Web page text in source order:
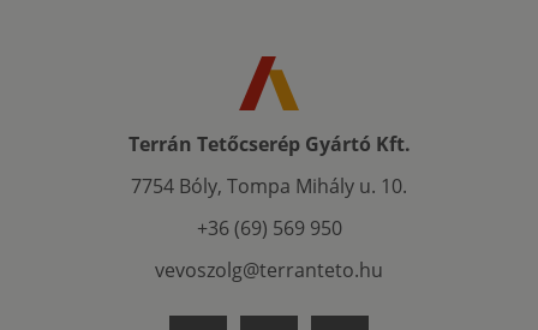
Terrán Tetőcserép Gyártó Kft.
7754 Bóly, Tompa Mihály u. 10.
+36 (69) 569 950
vevoszolg@terranteto.hu